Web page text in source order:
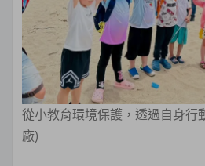
從小教育環境保護，透過自身行
廠)